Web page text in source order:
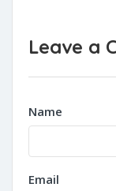
Leave a
Name
Email